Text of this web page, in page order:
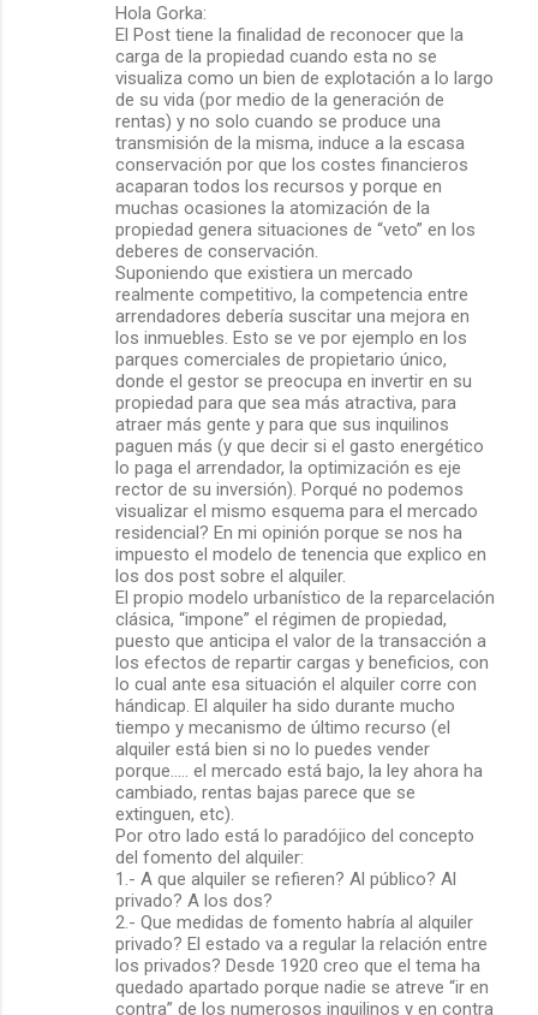
Hola Gorka:
El Post tiene la finalidad de reconocer que la
carga de la propiedad cuando esta no se
visualiza como un bien de explotación a lo largo
de su vida (por medio de la generación de
rentas) y no solo cuando se produce una
transmisión de la misma, induce a la escasa
conservación por que los costes financieros
acaparan todos los recursos y porque en
muchas ocasiones la atomización de la
propiedad genera situaciones de “veto” en los
deberes de conservación.
Suponiendo que existiera un mercado
realmente competitivo, la competencia entre
arrendadores debería suscitar una mejora en
los inmuebles. Esto se ve por ejemplo en los
parques comerciales de propietario único,
donde el gestor se preocupa en invertir en su
propiedad para que sea más atractiva, para
atraer más gente y para que sus inquilinos
paguen más (y que decir si el gasto energético
lo paga el arrendador, la optimización es eje
rector de su inversión). Porqué no podemos
visualizar el mismo esquema para el mercado
residencial? En mi opinión porque se nos ha
impuesto el modelo de tenencia que explico en
los dos post sobre el alquiler.
El propio modelo urbanístico de la reparcelación
clásica, “impone” el régimen de propiedad,
puesto que anticipa el valor de la transacción a
los efectos de repartir cargas y beneficios, con
lo cual ante esa situación el alquiler corre con
hándicap. El alquiler ha sido durante mucho
tiempo y mecanismo de último recurso (el
alquiler está bien si no lo puedes vender
porque….. el mercado está bajo, la ley ahora ha
cambiado, rentas bajas parece que se
extinguen, etc).
Por otro lado está lo paradójico del concepto
del fomento del alquiler:
1.- A que alquiler se refieren? Al público? Al
privado? A los dos?
2.- Que medidas de fomento habría al alquiler
privado? El estado va a regular la relación entre
los privados? Desde 1920 creo que el tema ha
quedado apartado porque nadie se atreve “ir en
contra” de los numerosos inquilinos y en contra